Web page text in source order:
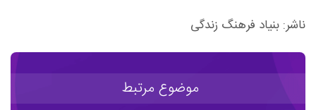
ناشر: بنیاد فرهنگ زندگی
موضوع مرتبط